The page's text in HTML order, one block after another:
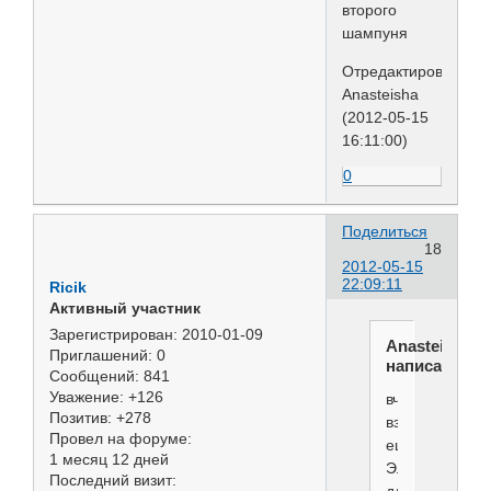
второго
шампуня
Отредактировано
Anasteisha
(2012-05-15
16:11:00)
0
Поделиться
18
2012-05-15
22:09:11
Ricik
Активный участник
Зарегистрирован: 2010-01-09
Приглашений: 0
Сообщений: 841
Уважение: +126
Позитив: +278
Провел на форуме:
1 месяц 12 дней
Последний визит:
Anasteisha
написал(а):
вчера
взяла
ещё
Элиту